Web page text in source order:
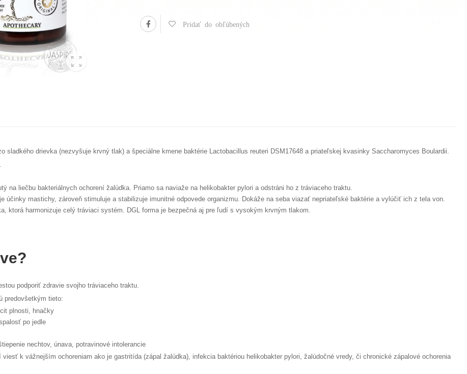
Pridať do obľúbených
sladkého drievka (nezvyšuje krvný tlak) a špeciálne kmene baktérie Lactobacillus reuteri DSM17648 a priateľskej kvasinky Saccharomyces Boulardii.
na liečbu bakteriálnych ochorení žalúdka. Priamo sa naviaže na helikobakter pylori a odstráni ho z tráviaceho traktu.
účinky mastichy, zároveň stimuluje a stabilizuje imunitné odpovede organizmu. Dokáže na seba viazať nepriateľské baktérie a vylúčiť ich z tela von.
ktorá harmonizuje celý tráviaci systém. DGL forma je bezpečná aj pre ľudí s vysokým krvným tlakom.
podporiť zdravie svojho tráviaceho traktu.
predovšetkým tieto:
plnosti, hnačky
po jedle
nechtov, únava, potravinové intolerancie
k vážnejším ochoreniam ako je gastritída (zápal žalúdka), infekcia baktériou helikobakter pylori, žalúdočné vredy, či chronické zápalové ochorenia